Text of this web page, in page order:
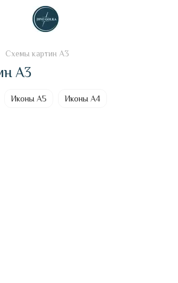
Схемы картин А3
А3
Иконы А5 Иконы А4